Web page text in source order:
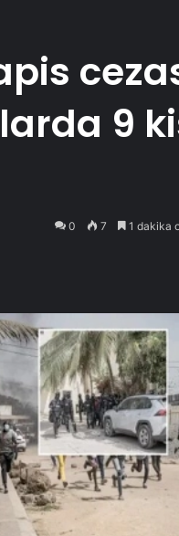
9
0 7 1 dakika